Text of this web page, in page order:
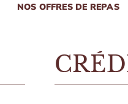
NOS OFFRES DE REPAS